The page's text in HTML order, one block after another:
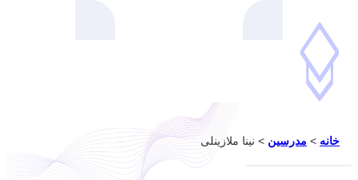
خانه > مدرسین > نینا ملازینلی